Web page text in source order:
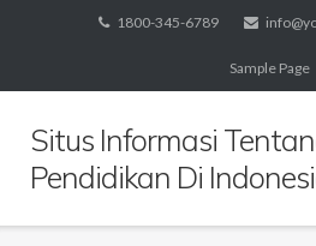
1800-345-6789
Sample Page
Situs Informasi
Pendidikan Di